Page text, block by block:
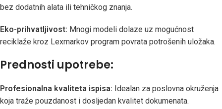
bez dodatnih alata ili tehničkog znanja.
Eko-prihvatljivost: Mnogi modeli dolaze uz mogućnost
reciklaže kroz Lexmarkov program povrata potrošenih uložaka.
Prednosti upotrebe:
Profesionalna kvaliteta ispisa: Idealan za poslovna okruženja
koja traže pouzdanost i dosljedan kvalitet dokumenata.